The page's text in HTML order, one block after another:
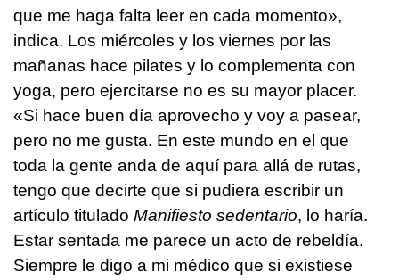
que me haga falta leer en cada momento»,
indica. Los miércoles y los viernes por las
mañanas hace pilates y lo complementa con
yoga, pero ejercitarse no es su mayor placer.
«Si hace buen día aprovecho y voy a pasear,
pero no me gusta. En este mundo en el que
toda la gente anda de aquí para allá de rutas,
tengo que decirte que si pudiera escribir un
artículo titulado Manifiesto sedentario, lo haría.
Estar sentada me parece un acto de rebeldía.
Siempre le digo a mi médico que si existiese